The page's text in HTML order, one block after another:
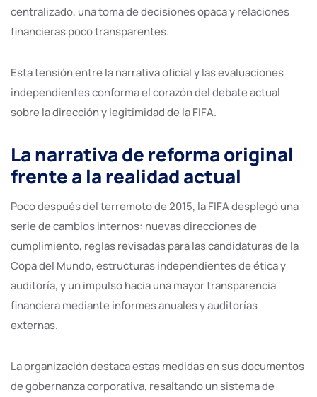
centralizado, una toma de decisiones opaca y relaciones
financieras poco transparentes.
Esta tensión entre la narrativa oficial y las evaluaciones
independientes conforma el corazón del debate actual
sobre la dirección y legitimidad de la FIFA.
La narrativa de reforma original
frente a la realidad actual
Poco después del terremoto de 2015, la FIFA desplegó una
serie de cambios internos: nuevas direcciones de
cumplimiento, reglas revisadas para las candidaturas de la
Copa del Mundo, estructuras independientes de ética y
auditoría, y un impulso hacia una mayor transparencia
financiera mediante informes anuales y auditorías
externas.
La organización destaca estas medidas en sus documentos
de gobernanza corporativa, resaltando un sistema de